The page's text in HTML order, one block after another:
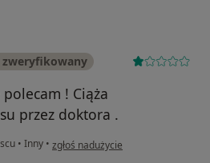
! Ciąża
przez doktora .
• Inny • w opinii użytkownika R
zgłoś nadużycie